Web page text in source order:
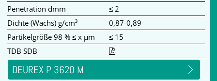
Penetration dmm
≤ 2
Dichte (Wachs) g/cm³
0,87-0,89
Partikelgröße 98 % ≤ x µm
≤ 15
TDB SDB
DEUREX P 3620 M